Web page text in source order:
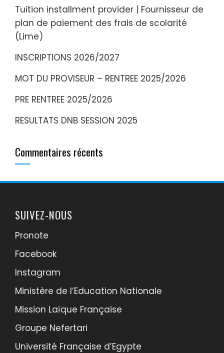
Tuition installment provider | Fournisseur de
plan de paiement des frais de scolarité
(Lime)
INSCRIPTIONS 2026/2027
MOT DU PROVISEUR – RENTREE 2025/2026
PRE RENTREE 2025/2026
RESULTATS DNB SESSION 2025
Commentaires récents
SUIVEZ-NOUS
Pronote
Facebook
Instagram
Ministère de l’Education Nationale
Mission Laïque Française
Groupe Nefertari
Université Française d’Egypte